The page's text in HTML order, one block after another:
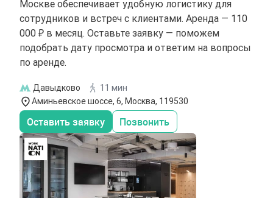
Москве обеспечивает удобную логистику для
сотрудников и встреч с клиентами. Аренда — 110
000 ₽ в месяц. Оставьте заявку — поможем
подобрать дату просмотра и ответим на вопросы
по аренде.
Давыдково
11 мин
Аминьевское шоссе, 6, Москва, 119530
Оставить заявку Позвонить